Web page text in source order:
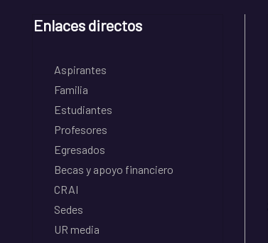
Enlaces directos
Aspirantes
Familia
Estudiantes
Profesores
Egresados
Becas y apoyo financiero
CRAI
Sedes
UR media